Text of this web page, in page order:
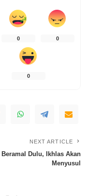
0 0
0
NEXT ARTICLE
Beramal Dulu, Ikhlas Akan
Menyusul